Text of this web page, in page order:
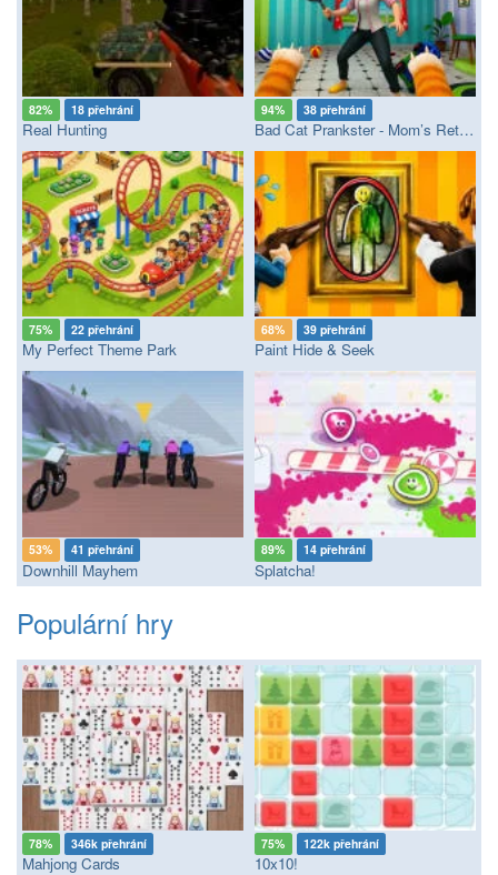
82% 18 přehrání
Real Hunting
94% 38 přehrání
Bad Cat Prankster - Mom’s Return
75% 22 přehrání
My Perfect Theme Park
68% 39 přehrání
Paint Hide & Seek
53% 41 přehrání
Downhill Mayhem
89% 14 přehrání
Splatcha!
Populární hry
78% 346k přehrání
Mahjong Cards
75% 122k přehrání
10x10!